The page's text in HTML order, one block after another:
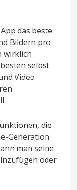
das beste
Bildern pro
wirklich
selbst
Video
die
Generation
man seine
oder